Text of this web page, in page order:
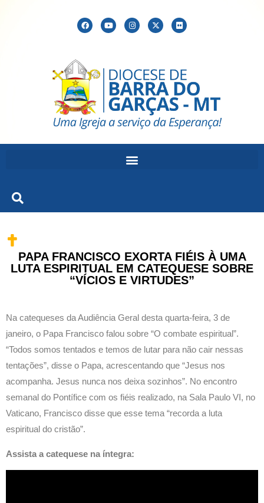
PAPA FRANCISCO EXORTA FIÉIS À UMA
LUTA ESPIRITUAL EM CATEQUESE SOBRE
“VÍCIOS E VIRTUDES”
Na catequeses da Audiência Geral desta quarta-feira, 3 de
janeiro, o Papa Francisco falou sobre “O combate espiritual”.
“Todos somos tentados e temos de lutar para não cair nessas
tentações”, disse o Papa, acrescentando que “Jesus nos
acompanha. Jesus nunca nos deixa sozinhos”. No encontro
semanal do Pontífice com os fiéis realizado, na Sala Paulo VI, no
Vaticano, Francisco disse que esse tema “recorda a luta
espiritual do cristão”.
Assista a catequese na íntegra: